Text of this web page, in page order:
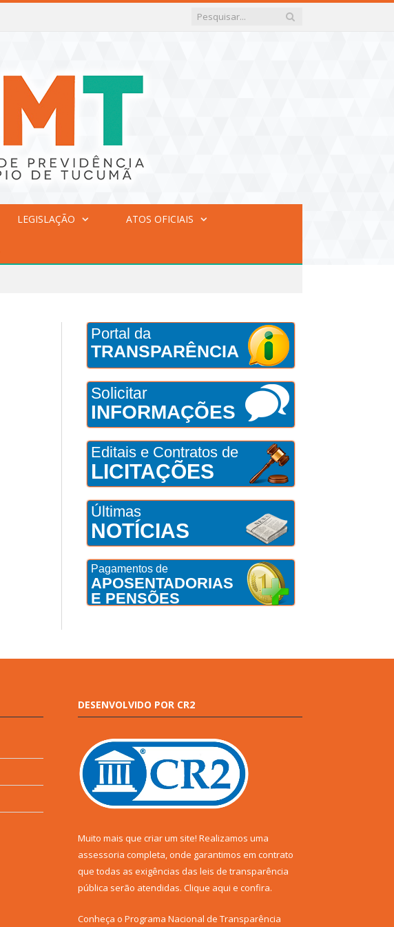
LEGISLAÇÃO ATOS OFICIAIS
Portal da
TRANSPARÊNCIA
Solicitar
INFORMAÇÕES
Editais e Contratos de
LICITAÇÕES
Últimas
NOTÍCIAS
Pagamentos de
APOSENTADORIAS
E PENSÕES
DESENVOLVIDO POR CR2
Muito mais que criar um site! Realizamos uma
assessoria completa, onde garantimos em contrato
que todas as exigências das leis de transparência
pública serão atendidas. Clique aqui e confira.
Conheça o Programa Nacional de Transparência